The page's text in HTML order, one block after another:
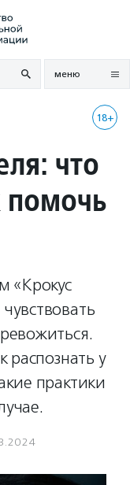
меню
18+
что
помочь
«Крокус
распознать у
практики